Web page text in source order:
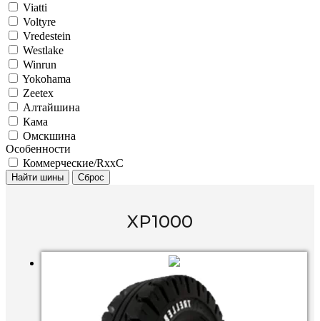
Viatti
Voltyre
Vredestein
Westlake
Winrun
Yokohama
Zeetex
Алтайшина
Кама
Омскшина
Особенности
Коммерческие/RxxC
Найти шины Сброс
XP1000